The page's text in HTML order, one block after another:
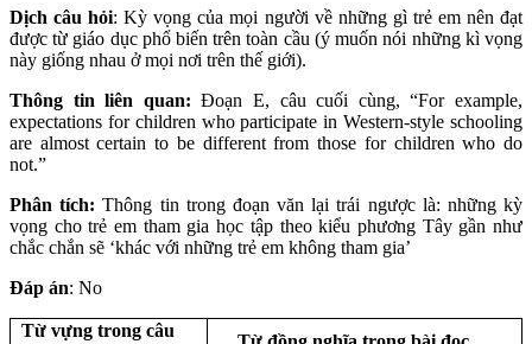
Dịch câu hỏi: Kỳ vọng của mọi người về những gì trẻ em nên đạt
được từ giáo dục phổ biến trên toàn cầu (ý muốn nói những kì vọng
này giống nhau ở mọi nơi trên thế giới).
Thông tin liên quan: Đoạn E, câu cuối cùng, “For example,
expectations for children who participate in Western-style schooling
are almost certain to be different from those for children who do
not.”
Phân tích:Thông tin trong đoạn văn lại trái ngược là: những kỳ
vọng cho trẻ em tham gia học tập theo kiểu phương Tây gần như
chắc chắn sẽ ‘khác với những trẻ em không tham gia’
Đáp án: No
Từ vựng trong câu